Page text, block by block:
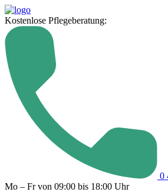
Kostenlose Pflegeberatung:
0
Mo – Fr von 09:00 bis 18:00 Uhr